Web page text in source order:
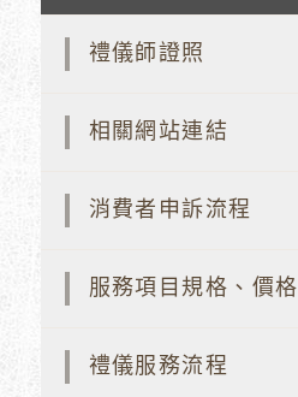
禮儀師證照
相關網站連結
消費者申訴流程
服務項目規格、價格
禮儀服務流程